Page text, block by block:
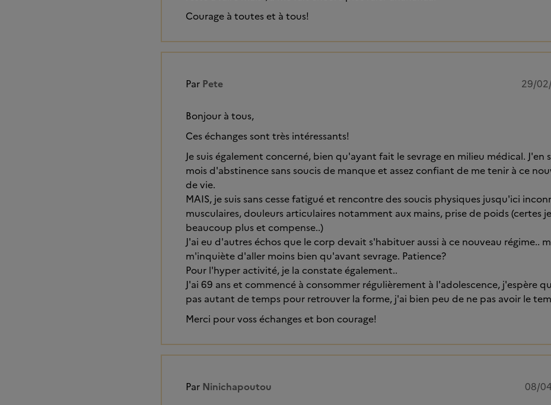
Courage à toutes et à tous!
Par Pete 29/
Bonjour à tous,
Ces échanges sont très intéressants!
Je suis également concerné, bien qu'ayant fait le sevrage en milieu médical. J'en
mois d'abstinence sans soucis de manque et assez confiant de me tenir à ce
de vie.
MAIS, je suis sans cesse fatigué et rencontre des soucis physiques jusqu'ici
musculaires, douleurs articulaires notamment aux mains, prise de poids (certes
beaucoup plus et compense..)
J'ai eu d'autres échos que le corp devait s'habituer aussi à ce nouveau régime..
m'inquiète d'aller moins bien qu'avant sevrage. Patience?
Pour l'hyper activité, je la constate également..
J'ai 69 ans et commencé à consommer régulièrement à l'adolescence, j'espère
pas autant de temps pour retrouver la forme, j'ai bien peu de ne pas avoir le
Merci pour voss échanges et bon courage!
Par Ninichapoutou 08/